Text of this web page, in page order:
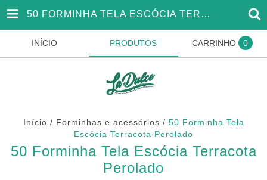
50 FORMINHA TELA ESCÓCIA TERRACOTA PEROLADO
INÍCIO PRODUTOS CARRINHO 0
Início / Forminhas e acessórios / 50 Forminha Tela
Escócia Terracota Perolado
50 Forminha Tela Escócia Terracota
Perolado